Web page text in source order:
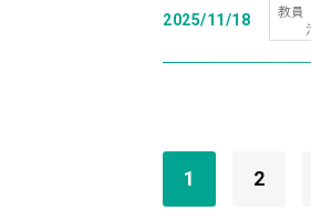
2025/11/18
教員
1 2